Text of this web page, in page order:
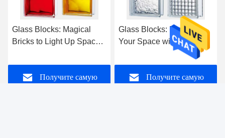
Glass Blocks: Elevate
Your Space with Diverse
Style
Получите самую
Glass Bricks: The "Light-
Transmitting Elf"
Restructuring Spatial
Aesthetics
Получите самую